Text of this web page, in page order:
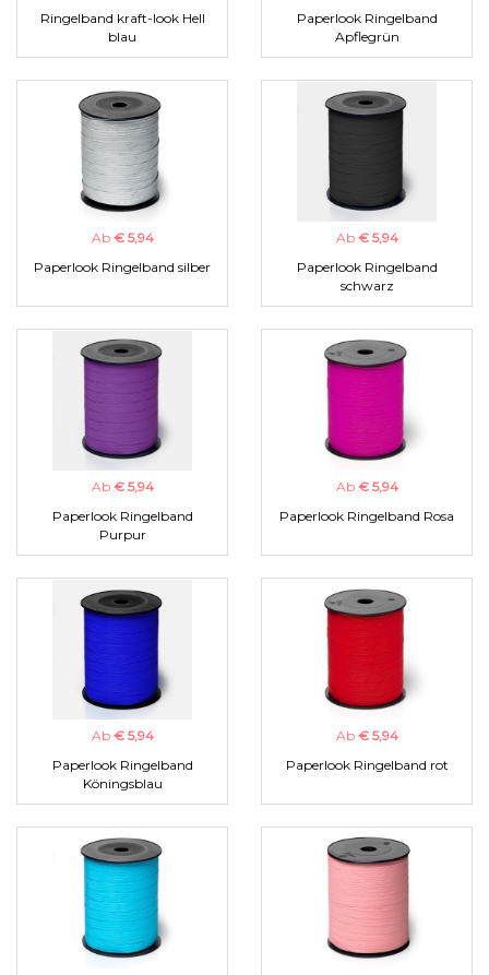
Ringelband kraft-look Hell
blau
Paperlook Ringelband
Apflegrün
Ab € 5,94
Paperlook Ringelband silber
Ab € 5,94
Paperlook Ringelband
schwarz
Ab € 5,94
Paperlook Ringelband
Purpur
Ab € 5,94
Paperlook Ringelband Rosa
Ab € 5,94
Paperlook Ringelband
Köningsblau
Ab € 5,94
Paperlook Ringelband rot